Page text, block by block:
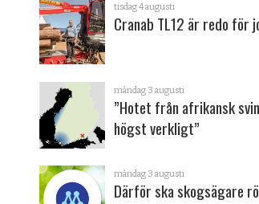
tisdag 4 augusti
Cranab TL12 är redo för
måndag 3 augusti
”Hotet från afrikansk
högst verkligt”
måndag 3 augusti
Därför ska skogsägare